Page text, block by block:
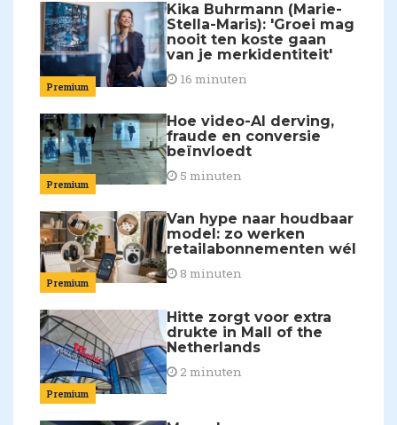
Premium
Kika Buhrmann (Marie-
Stella-Maris): 'Groei mag
nooit ten koste gaan
van je merkidentiteit'
16 minuten
Premium
Hoe video-AI derving,
fraude en conversie
beïnvloedt
5 minuten
Premium
Van hype naar houdbaar
model: zo werken
retailabonnementen wél
8 minuten
Premium
Hitte zorgt voor extra
drukte in Mall of the
Netherlands
2 minuten